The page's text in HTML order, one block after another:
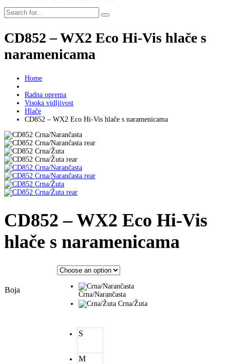
CD852 – WX2 Eco Hi-Vis hlače s
naramenicama
Home
Radna oprema
Visoka vidljivost
Hlače
CD852 – WX2 Eco Hi-Vis hlače s naramenicama
CD852 – WX2 Eco Hi-Vis
hlače s naramenicama
Boja
Crna/Narančasta
Crna/Žuta
S
M